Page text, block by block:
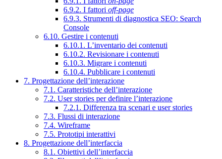
6.9.2. I fattori off-page
6.9.3. Strumenti di diagnostica SEO: Search
Console
6.10. Gestire i contenuti
6.10.1. L’inventario dei contenuti
6.10.2. Revisionare i contenuti
6.10.3. Migrare i contenuti
6.10.4. Pubblicare i contenuti
7. Progettazione dell’interazione
7.1. Caratteristiche dell’interazione
7.2. User stories per definire l’interazione
7.2.1. Differenza tra scenari e user stories
7.3. Flussi di interazione
7.4. Wireframe
7.5. Prototipi interattivi
8. Progettazione dell’interfaccia
8.1. Obiettivi dell’interfaccia